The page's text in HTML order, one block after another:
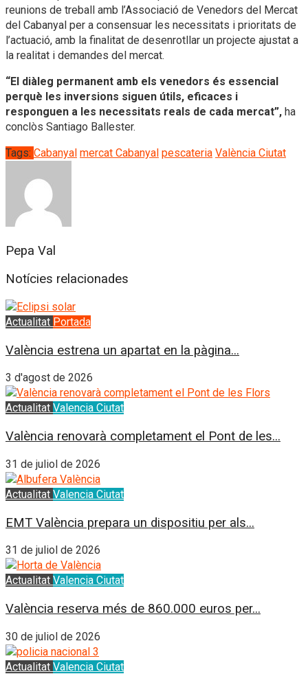
reunions de treball amb l’Associació de Venedors del Mercat
del Cabanyal per a consensuar les necessitats i prioritats de
l’actuació, amb la finalitat de desenrotllar un projecte ajustat a
la realitat i demandes del mercat.
“El diàleg permanent amb els venedors és essencial
perquè les inversions siguen útils, eficaces i
responguen a les necessitats reals de cada mercat”, ha
conclòs Santiago Ballester.
Tags: Cabanyal mercat Cabanyal pescateria València Ciutat
Pepa Val
Notícies relacionades
Actualitat Portada
València estrena un apartat en la pàgina...
3 d'agost de 2026
Actualitat Valencia Ciutat
València renovarà completament el Pont de les...
31 de juliol de 2026
Actualitat Valencia Ciutat
EMT València prepara un dispositiu per als...
31 de juliol de 2026
Actualitat Valencia Ciutat
València reserva més de 860.000 euros per...
30 de juliol de 2026
Actualitat Valencia Ciutat